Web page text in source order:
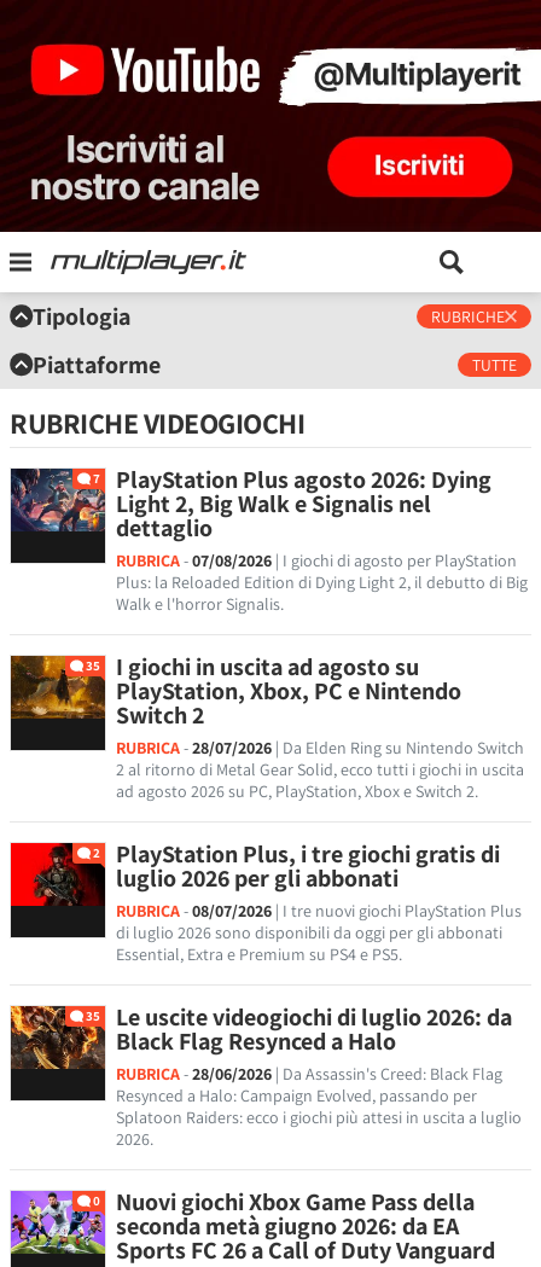
Tipologia RUBRICHE
Piattaforme TUTTE
RUBRICHE VIDEOGIOCHI
7 PlayStation Plus agosto 2026: Dying
Light 2, Big Walk e Signalis nel
dettaglio
RUBRICA-07/08/2026 | I giochi di agosto per PlayStation
Plus: la Reloaded Edition di Dying Light 2, il debutto di Big
Walk e l'horror Signalis.
35 I giochi in uscita ad agosto su
PlayStation, Xbox, PC e Nintendo
Switch 2
RUBRICA-28/07/2026 | Da Elden Ring su Nintendo Switch
2 al ritorno di Metal Gear Solid, ecco tutti i giochi in uscita
ad agosto 2026 su PC, PlayStation, Xbox e Switch 2.
2 PlayStation Plus, i tre giochi gratis di
luglio 2026 per gli abbonati
RUBRICA-08/07/2026 | I tre nuovi giochi PlayStation Plus
di luglio 2026 sono disponibili da oggi per gli abbonati
Essential, Extra e Premium su PS4 e PS5.
35 Le uscite videogiochi di luglio 2026: da
Black Flag Resynced a Halo
RUBRICA-28/06/2026 | Da Assassin's Creed: Black Flag
Resynced a Halo: Campaign Evolved, passando per
Splatoon Raiders: ecco i giochi più attesi in uscita a luglio
2026.
0 Nuovi giochi Xbox Game Pass della
seconda metà giugno 2026: da EA
Sports FC 26 a Call of Duty Vanguard